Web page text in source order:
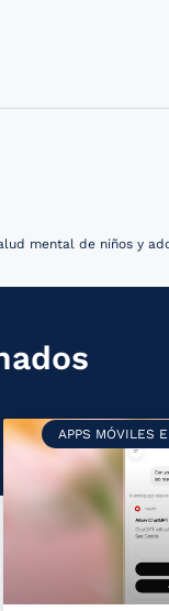
mental de niños y
APPS MÓVILES